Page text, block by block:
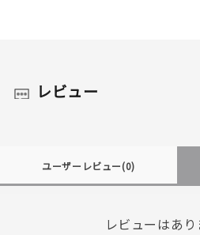
レビュー
ユーザーレビュー(0)
レビューはあり